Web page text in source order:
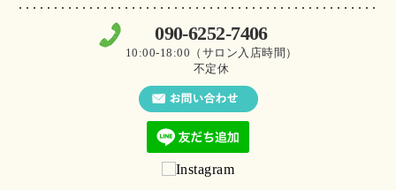
090-6252-7406
10:00-18:00（サロン入店時間）
不定休